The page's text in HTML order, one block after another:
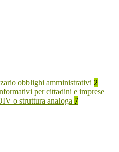
obblighi amministrativi 2
per cittadini e imprese
o struttura analoga 7